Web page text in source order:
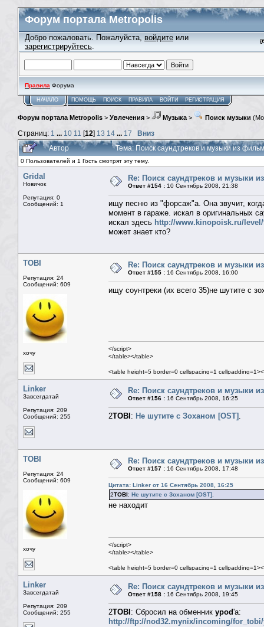
Форум портала Metropolis
Добро пожаловать. Пожалуйста, войдите или
зарегистрируйтесь.
Правила Форума
НАЧАЛО ПОМОЩЬ ПОИСК ПРАВИЛА ВОЙТИ РЕГИСТРАЦИЯ
Форум портала Metropolis > Увлечения > Музыка > Поиск музыки
Страниц: 1 ... 10 11 [12] 13 14 ... 17
Вниз
Автор
Тема: Поиск саундтреков и музыки из
0 Пользователей и 1 Гость смотрят эту тему.
Gridal
Новичок
Репутация: 0
Сообщений: 1
Re: Поиск саундтреков и музыки
Ответ #154 : 10 Сентябрь 2008, 21:38
ищу песню из "форсаж"а. Она звучит,
момент в гараже. искал в оригинальных
искал здесь http://www.kinopoisk.ru/
может знает кто?
TOBI
Репутация: 24
Сообщений: 609
хочу
Re: Поиск саундтреков и музыки
Ответ #155 : 16 Сентябрь 2008, 16:00
ищу соунтреки (их всего 35)не шутите с
</script>
</table></table>
<table height=5 border=0 cellspacing=1
<table class=mn width=100% border=0 cellspacing=1
<tr><td>
<table width=100% border=0 cellspacing=0
<tr><td>
<table width=100% border=0 cellspacing=1 cel
Linker
Завсегдатай
Репутация: 209
Сообщений: 255
Re: Поиск саундтреков и музыки
Ответ #156 : 16 Сентябрь 2008, 16:25
2TOBI : Не шутите с Зоханом [OST] .
TOBI
Репутация: 24
Сообщений: 609
хочу
Re: Поиск саундтреков и музыки
Ответ #157 : 16 Сентябрь 2008, 17:48
Цитата: Linker от 16 Сентябрь 2008, 16:25
2TOBI: Не шутите с Зоханом [OST].
не находит
</script>
</table></table>
<table height=5 border=0 cellspacing=1
<table class=mn width=100% border=0 cellspacing=1
<tr><td>
<table width=100% border=0 cellspacing=0
<tr><td>
<table width=100% border=0 cellspacing=1 cel
Linker
Завсегдатай
Репутация: 209
Сообщений: 255
Re: Поиск саундтреков и музыки
Ответ #158 : 16 Сентябрь 2008, 19:45
2TOBI : Сбросил на обменник ypod'а:
http://ftp://nod32.mynix/incoming/